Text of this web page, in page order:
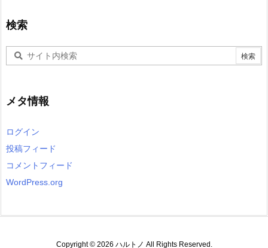
検索
メタ情報
ログイン
投稿フィード
コメントフィード
WordPress.org
Copyright © 2026 ハルトノ All Rights Reserved.